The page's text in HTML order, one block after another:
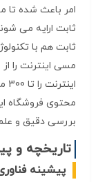
امر باعث شده
ثابت ارایه می
ثابت هم با
مسی اینترنت را
محتوی فروشگاه
بررسی دقیق و
تاریخچه و
پیشینه